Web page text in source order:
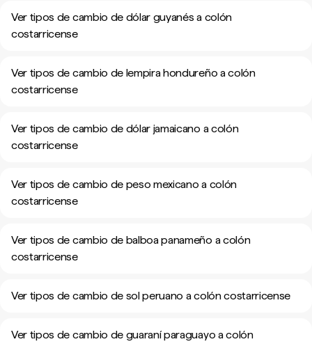
Ver tipos de cambio de dólar guyanés a colón
costarricense
Ver tipos de cambio de lempira hondureño a colón
costarricense
Ver tipos de cambio de dólar jamaicano a colón
costarricense
Ver tipos de cambio de peso mexicano a colón
costarricense
Ver tipos de cambio de balboa panameño a colón
costarricense
Ver tipos de cambio de sol peruano a colón costarricense
Ver tipos de cambio de guaraní paraguayo a colón